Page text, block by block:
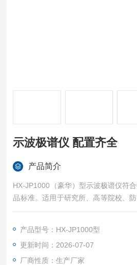
示波极谱仪 配置齐全
产品简介
HX-JP1000（豪华）型示波极谱仪符
品标准。适用于研究所、高等院校、
水厂、地质矿产、治金化工、土肥站
产品型号：HX-JP1000型
更新时间：2026-07-07
厂商性质：生产厂家